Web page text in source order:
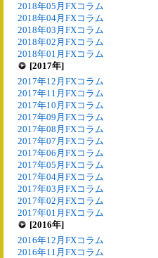
2018年05月FXコラム
2018年04月FXコラム
2018年03月FXコラム
2018年02月FXコラム
2018年01月FXコラム
[2017年]
2017年12月FXコラム
2017年11月FXコラム
2017年10月FXコラム
2017年09月FXコラム
2017年08月FXコラム
2017年07月FXコラム
2017年06月FXコラム
2017年05月FXコラム
2017年04月FXコラム
2017年03月FXコラム
2017年02月FXコラム
2017年01月FXコラム
[2016年]
2016年12月FXコラム
2016年11月FXコラム